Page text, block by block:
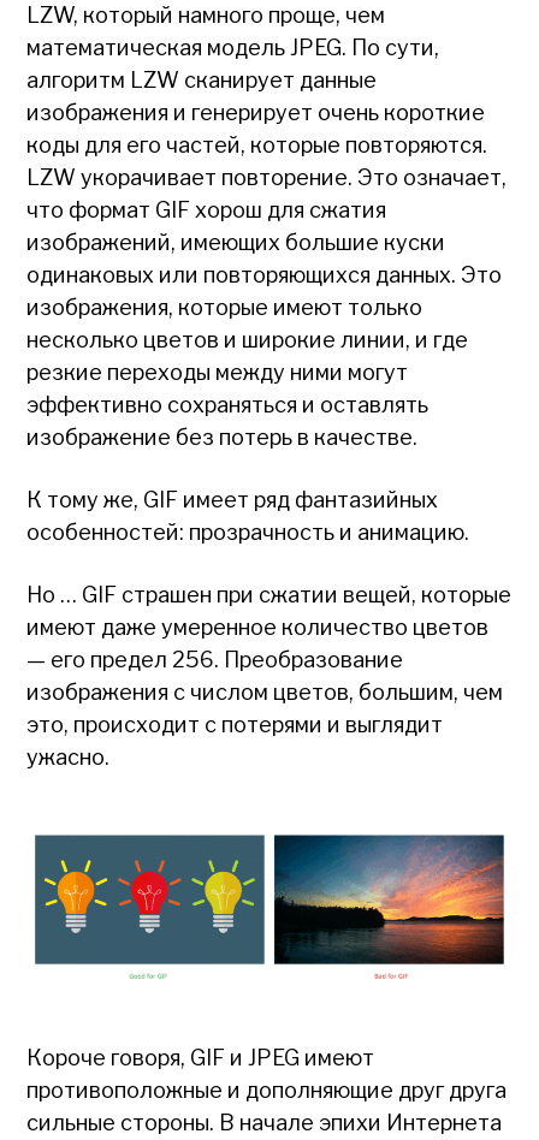
LZW, который намного проще, чем
математическая модель JPEG. По сути,
алгоритм LZW сканирует данные
изображения и генерирует очень короткие
коды для его частей, которые повторяются.
LZW укорачивает повторение. Это означает,
что формат GIF хорош для сжатия
изображений, имеющих большие куски
одинаковых или повторяющихся данных. Это
изображения, которые имеют только
несколько цветов и широкие линии, и где
резкие переходы между ними могут
эффективно сохраняться и оставлять
изображение без потерь в качестве.
К тому же, GIF имеет ряд фантазийных
особенностей: прозрачность и анимацию.
Но … GIF страшен при сжатии вещей, которые
имеют даже умеренное количество цветов
— его предел 256. Преобразование
изображения с числом цветов, большим, чем
это, происходит с потерями и выглядит
ужасно.
Короче говоря, GIF и JPEG имеют
противоположные и дополняющие друг друга
сильные стороны. В начале эпихи Интернета